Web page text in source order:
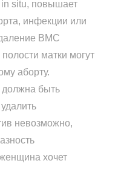
in situ, повышает
инфекции или
ВМС
матки могут
аборту.
должна быть
невозможно,
хочет